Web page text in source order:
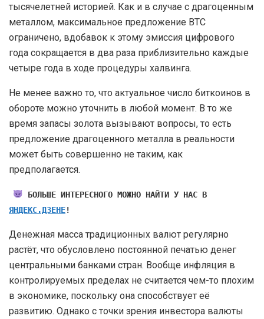
тысячелетней историей. Как и в случае с драгоценным
металлом, максимальное предложение BTC
ограничено, вдобавок к этому эмиссия цифрового
года сокращается в два раза приблизительно каждые
четыре года в ходе процедуры халвинга.
Не менее важно то, что актуальное число биткоинов в
обороте можно уточнить в любой момент. В то же
время запасы золота вызывают вопросы, то есть
предложение драгоценного металла в реальности
может быть совершенно не таким, как
предполагается.
БОЛЬШЕ ИНТЕРЕСНОГО МОЖНО НАЙТИ У НАС В
ЯНДЕКС.ДЗЕНЕ!
Денежная масса традиционных валют регулярно
растёт, что обусловлено постоянной печатью денег
центральными банками стран. Вообще инфляция в
контролируемых пределах не считается чем-то плохим
в экономике, поскольку она способствует её
развитию. Однако с точки зрения инвестора валюты